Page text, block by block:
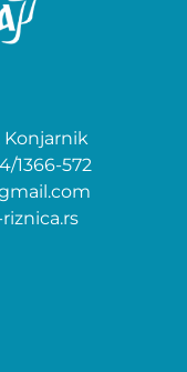
Konjarnik
1366-572